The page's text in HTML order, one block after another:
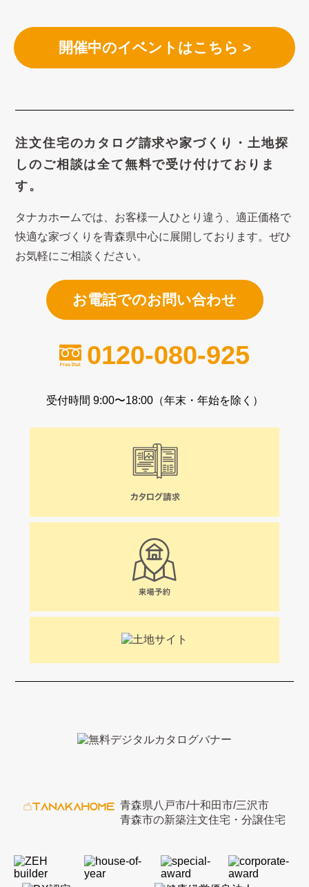
開催中のイベントはこちら >
注文住宅のカタログ請求や家づくり・土地探
しのご相談は全て無料で受け付けておりま
す。
タナカホームでは、お客様一人ひとり違う、適正価格で
快適な家づくり を青森県中心に展開しております。ぜひ
お気軽にご相談ください。
お電話でのお問い合わせ
0120-080-925
受付時間 9:00〜18:00（年末・年始を除く）
青森県八戸市/十和田市/三沢市
青森市の新築注文住宅・分譲住宅